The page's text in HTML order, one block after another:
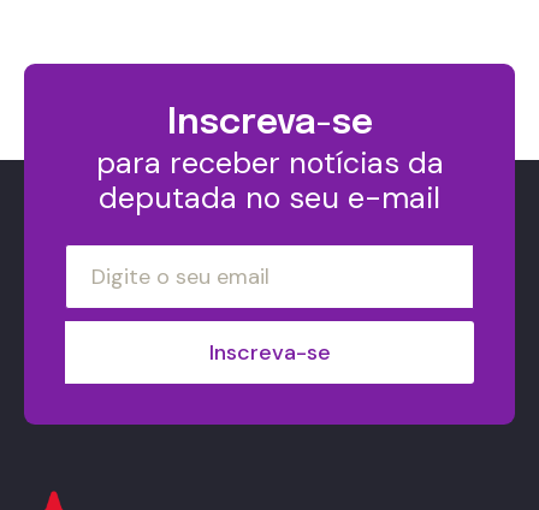
Inscreva-se
para receber notícias da
deputada no seu e-mail